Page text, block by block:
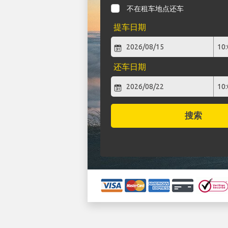
不在租车地点还车
提车日期
还车日期
搜索